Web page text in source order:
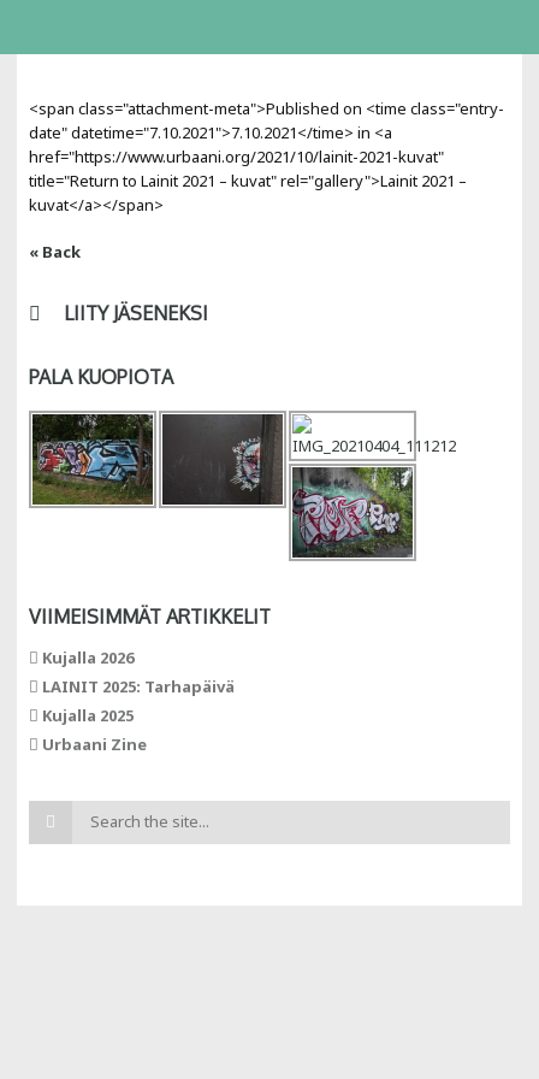
<span class="attachment-meta">Published on <time class="entry-
date" datetime="7.10.2021">7.10.2021</time> in <a
href="https://www.urbaani.org/2021/10/lainit-2021-kuvat"
title="Return to Lainit 2021 – kuvat" rel="gallery">Lainit 2021 –
kuvat</a></span>
« Back
LIITY JÄSENEKSI
PALA KUOPIOTA
VIIMEISIMMÄT ARTIKKELIT
Kujalla 2026
LAINIT 2025: Tarhapäivä
Kujalla 2025
Urbaani Zine